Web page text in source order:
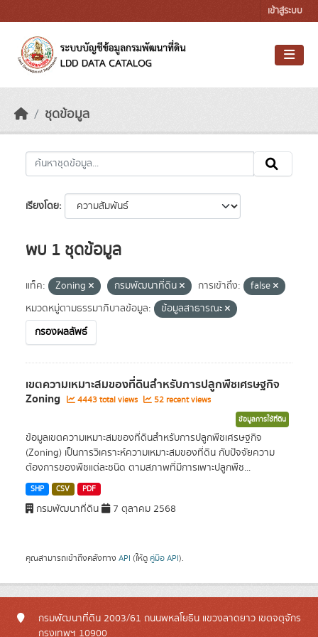
เข้าสู่ระบบ
ชุดข้อมูล
เรียงโดย
พบ 1 ชุดข้อมูล
แท็ค: Zoning กรมพัฒนาที่ดิน การเข้าถึง:
false
หมวดหมู่ตามธรรมาภิบาลข้อมูล:
ข้อมูลสาธารณะ
กรองผลลัพธ์
เขตความเหมาะสมของที่ดินสำหรับการปลูกพืชเศรษฐกิจ
Zoning 4443 total views 52 recent views
ข้อมูลการใช้ที่ดิน
ข้อมูลเขตความเหมาะสมของที่ดินสำหรับการปลูกพืชเศรษฐกิจ
(Zoning) เป็นการวิเคราะห์ความเหมาะสมของที่ดิน กับปัจจัยความ
ต้องการของพืชแต่ละชนิด ตามสภาพที่มีการเพาะปลูกพืช...
SHP CSV PDF
กรมพัฒนาที่ดิน 7 ตุลาคม 2568
คุณสามารถเข้าถึงคลังทาง API (ให้ดู คู่มือ API).
กรมพัฒนาที่ดิน 2003/61 ถนนพหลโยธิน แขวงลาดยาว เขตจตุจักร
กรุงเทพฯ 10900